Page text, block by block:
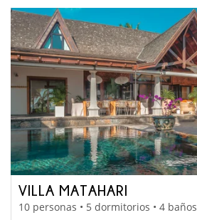
VILLA MATAHARI
10 personas • 5 dormitorios • 4 baños